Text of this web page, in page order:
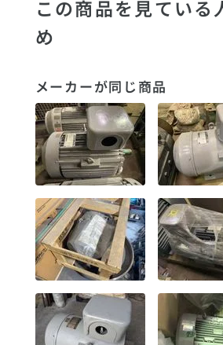
この商品を見ている
め
メーカーが同じ商品